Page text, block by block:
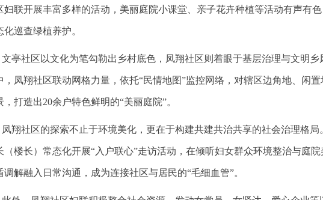
妇联开展丰富多样的活动，美丽庭院小课堂、亲子花卉种植等活动有声有
化巡查绿植养护。
文亭社区以文化为笔勾勒出乡村底色，凤翔社区则着眼于基层治理与文明乡
，凤翔社区联动网格力量，依托“民情地图”监控网络，对辖区边角地、闲
，打造出20余户特色鲜明的“美丽庭院”。
凤翔社区的探索不止于环境美化，更在于构建共建共治共享的社会治理格局
（楼长）常态化开展“入户联心”走访活动，在倾听妇女群众环境整治与庭
调解融入日常沟通，成为连接社区与居民的“毛细血管”。